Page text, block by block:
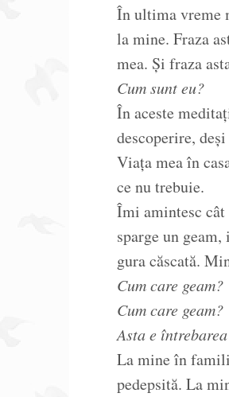
În ultima vreme
la mine. Fraza
mea. Și fraza
Cum sunt eu?
În aceste
descoperire,
Viața mea în
ce nu trebuie.
Îmi amintesc cât
sparge un
gura căscată.
Cum care geam?
Cum care geam?
Asta e
La mine în
pedepsită. La